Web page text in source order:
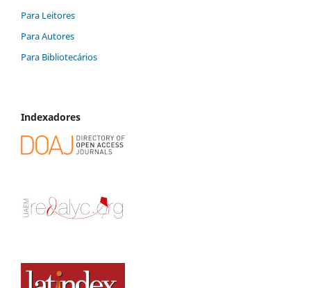
Para Leitores
Para Autores
Para Bibliotecários
Indexadores